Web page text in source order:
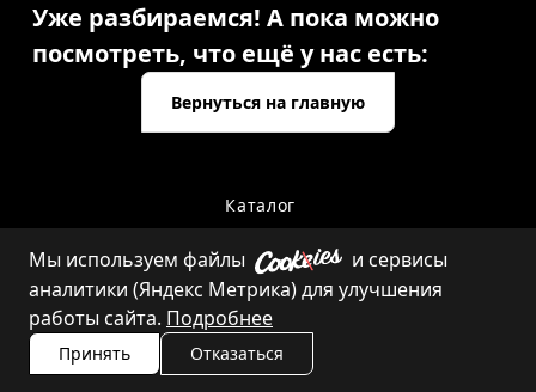
Уже разбираемся! А пока можно
посмотреть, что ещё у нас есть:
Вернуться на главную
Каталог
Контакты
Мы используем файлы
и сервисы
аналитики (Яндекс Метрика) для улучшения
работы сайта. Подробнее
Принять Отказаться